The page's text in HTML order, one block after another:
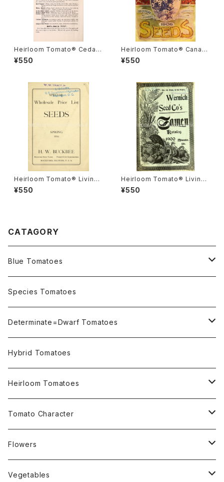
Heirloom Tomato® Cedar
Hill エアルーム・トマト・セダー・
ヒル
¥550
Heirloom Tomato® Canad
a Pride エアルーム・トマト・カ
ナダ・プライド
¥550
Heirloom Tomato® Livings
ton's Crimson Cushion エア
ルーム・トマト・リビングストン
¥550
Heirloom Tomato® Livings
ton's Boufommenheir エア
ルーム・トマト・リビングストン
¥550
CATAGORY
Blue Tomatoes
OSU INDIGO Series
Not OSU Blue Tomatoes
Species Tomatoes
Determinate=Dwarf Tomatoes
Micro Determinate 10cm~30cm
Small Determinate 30cm~50cm
Medium Determinate 50~100cm
Large Determinate 100~150cm
Semi Indeterminate ~150cm
Hybrid Tomatoes
Heirloom Tomatoes
Amber Heirloom Tomatoes
Bi-Color Heirloom Tomatoes
Black Heirloom Tomatoes
Tomato Character
Culinary Uses
For Canning
Disease Resistance
Flowers
Nasturtium・ナスターチウム
Vegetables